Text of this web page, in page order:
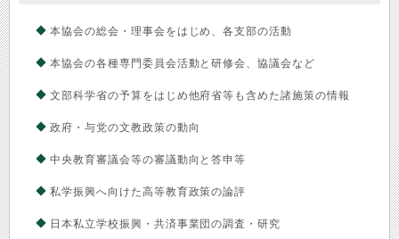
本協会の総会・理事会をはじめ、各支部の活動
本協会の各種専門委員会活動と研修会、協議会など
文部科学省の予算をはじめ他府省等も含めた諸施策の情報
政府・与党の文教政策の動向
中央教育審議会等の審議動向と答申等
私学振興へ向けた高等教育政策の論評
日本私立学校振興・共済事業団の調査・研究